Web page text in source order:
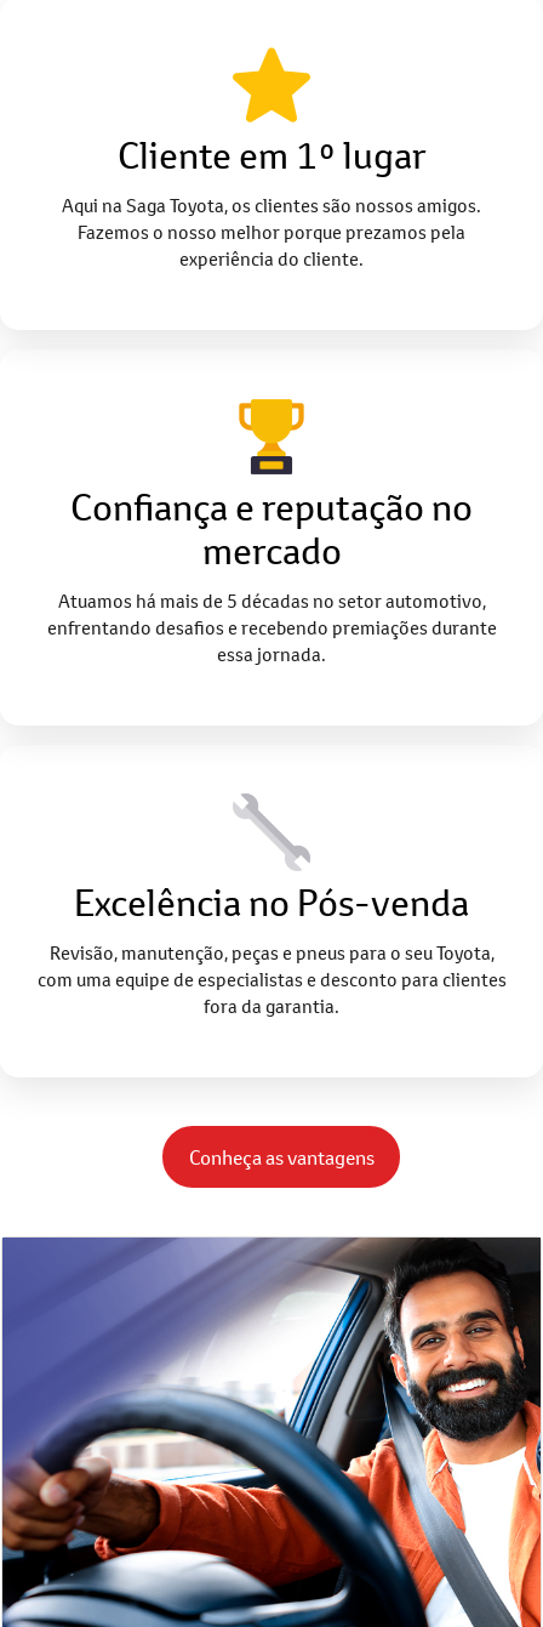
Cliente em 1º lugar
Aqui na Saga Toyota, os clientes são nossos amigos.
Fazemos o nosso melhor porque prezamos pela
experiência do cliente.
Confiança e reputação no
mercado
Atuamos há mais de 5 décadas no setor automotivo,
enfrentando desafios e recebendo premiações durante
essa jornada.
Excelência no Pós-venda
Revisão, manutenção, peças e pneus para o seu Toyota,
com uma equipe de especialistas e desconto para clientes
fora da garantia.
Conheça as vantagens